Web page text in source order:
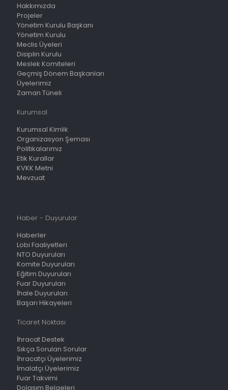
Hakkımızda
Projeler
Yönetim Kurulu Başkanı
Yönetim Kurulu
Meclis Üyeleri
Disiplin Kurulu
Meslek Komiteleri
Geçmiş Dönem Başkanları
Üyelerimiz
Zaman Tüneli
Kurumsal
Kurumsal Kimlik
Organizasyon Şeması
Politikalarımız
Etik Kurallar
KVKK Metni
Mevzuat
Haber - Duyurular
Haberler
Lobi Faaliyetleri
NTO Duyuruları
Komite Duyuruları
Eğitim Duyuruları
Fuar Duyuruları
İhale Duyuruları
Başarı Hikayeleri
Ticaret Noktası
İhracat Destek
Sıkça Sorulan Sorular
İhracatçı Üyelerimiz
İmalatçı Üyelerimiz
Fuar Takvimi
Dolaşım Belgeleri